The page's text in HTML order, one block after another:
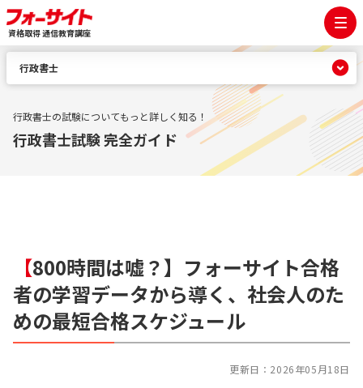
資格取得 通信教育講座
行政書士の試験についてもっと詳しく知る！
行政書士試験 完全ガイド
【800時間は嘘？】フォーサイト合格
者の学習データから導く、社会人のた
めの最短合格スケジュール
更新日： 2026年05月18日
行政書士